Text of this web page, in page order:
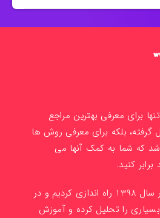
برای معرفی بهترین مراجع
بلکه برای معرفی روش ها
که شما به کمک آنها می
کنید.
ما این وب سایت را در سال 1398 راه اندازی کردیم و در
را تحلیل کرده و آموزش